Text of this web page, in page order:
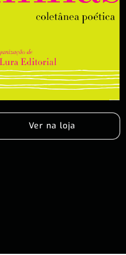
Ver na loja